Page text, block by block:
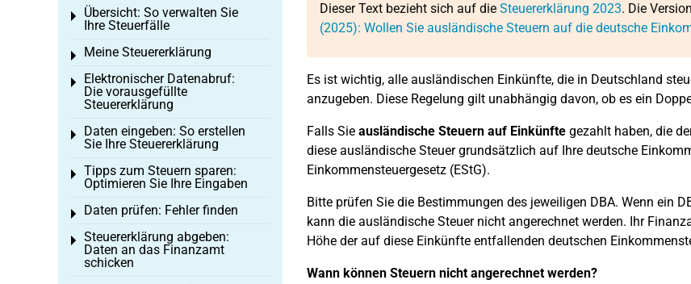
Dieser Text bezieht sich auf die Steuererklärung 2023. Die
(2025): Wollen Sie ausländische Steuern auf die deutsche
Es ist wichtig, alle ausländischen Einkünfte, die in Deutschland
anzugeben. Diese Regelung gilt unabhängig davon, ob es ein
Falls Sie ausländische Steuern auf Einkünftegezahlt haben, die
diese ausländische Steuer grundsätzlich auf Ihre deutsche
Einkommensteuergesetz (EStG).
Bitte prüfen Sie die Bestimmungen des jeweiligen DBA. Wenn ein
kann die ausländische Steuer nicht angerechnet werden. Ihr
Höhe der auf diese Einkünfte entfallenden deutschen
Wann können Steuern nicht angerechnet werden?
Übersicht: So verwalten Sie
Ihre Steuerfälle
Toggle menu
Meine Steuererklärung
Toggle menu
Elektronischer Datenabruf:
Die vorausgefüllte
Steuererklärung
Toggle menu
Daten eingeben: So erstellen
Sie Ihre Steuererklärung
Toggle menu
Tipps zum Steuern sparen:
Optimieren Sie Ihre Eingaben
Toggle menu
Daten prüfen: Fehler finden
Toggle menu
Steuererklärung abgeben:
Daten an das Finanzamt
schicken
Toggle menu